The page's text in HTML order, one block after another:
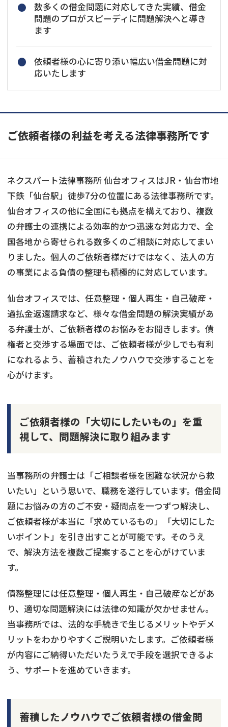
数多くの借金問題に対応してきた実績、借金
問題のプロがスピーディに問題解決へと導き
ます
依頼者様の心に寄り添い幅広い借金問題に対
応いたします
ご依頼者様の利益を考える法律事務所です
ネクスパート法律事務所 仙台オフィスはJR・仙台市地
下鉄「仙台駅」徒歩7分の位置にある法律事務所です。
仙台オフィスの他に全国にも拠点を構えており、複数
の弁護士の連携による効率的かつ迅速な対応力で、全
国各地から寄せられる数多くのご相談に対応してまい
りました。個人のご依頼者様だけではなく、法人の方
の事業による負債の整理も積極的に対応しています。
仙台オフィスでは、任意整理・個人再生・自己破産・
過払金返還請求など、様々な借金問題の解決実績があ
る弁護士が、ご依頼者様のお悩みをお聞きします。債
権者と交渉する場面では、ご依頼者様が少しでも有利
になれるよう、蓄積されたノウハウで交渉することを
心がけます。
ご依頼者様の「大切にしたいもの」を重
視して、問題解決に取り組みます
当事務所の弁護士は「ご相談者様を困難な状況から救
いたい」という思いで、職務を遂行しています。借金問
題にお悩みの方のご不安・疑問点を一つずつ解決し、
ご依頼者様が本当に「求めているもの」「大切にした
いポイント」を引き出すことが可能です。そのうえ
で、解決方法を複数ご提案することを心がけていま
す。
債務整理には任意整理・個人再生・自己破産などがあ
り、適切な問題解決には法律の知識が欠かせません。
当事務所では、法的な手続きで生じるメリットやデメ
リットをわかりやすくご説明いたします。ご依頼者様
が内容にご納得いただいたうえで手段を選択できるよ
う、サポートを進めていきます。
蓄積したノウハウでご依頼者様の借金問